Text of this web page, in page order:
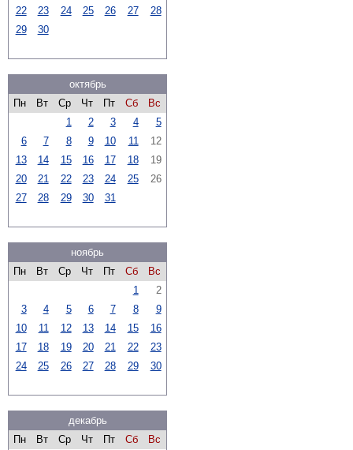
22
23 24 25 26 27
28
29
30
октябрь
Пн
Вт Ср Чт Пт Сб
Вс
1
2 3 4
5
6
7 8 9 10 11
12
13
14 15 16 17 18
19
20
21 22 23 24 25
26
27
28 29 30 31
ноябрь
Пн
Вт Ср Чт Пт Сб
Вс
1
2
3
4 5 6 7 8
9
10
11 12 13 14 15
16
17
18 19 20 21 22
23
24
25 26 27 28 29 30
декабрь
Пн
Вт Ср Чт Пт Сб
Вс